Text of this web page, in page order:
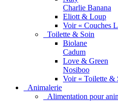
Charlie Banana
Eliott & Loup
Voir « Couches
Toilette & Soin
Biolane
Cadum
Love & Green
Nosiboo
Voir « Toilette &
Animalerie
Alimentation pour